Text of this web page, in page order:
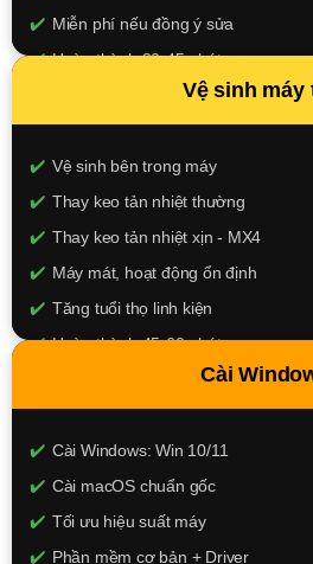
Miễn phí nếu đồng ý sửa
Hoàn thành 30-45 phút
100.000đ
Vệ sinh máy
Vệ sinh bên trong máy
Thay keo tản nhiệt thường
Thay keo tản nhiệt xịn - MX4
Máy mát, hoạt động ổn định
Tăng tuổi thọ linh kiện
Hoàn thành 45-60 phút
150k -
XEM CHI TIẾT
Cài
Cài Windows: Win 10/11
Cài macOS chuẩn gốc
Tối ưu hiệu suất máy
Phần mềm cơ bản + Driver